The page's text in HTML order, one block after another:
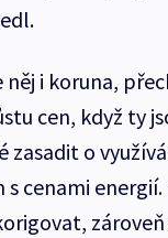
i koruna,
cen, když ty
zasadit o
cenami